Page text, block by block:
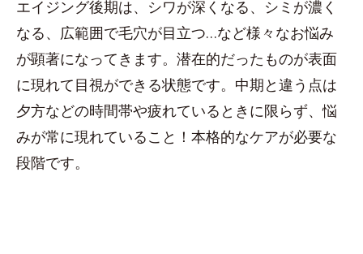
エイジング後期は、シワが深くなる、シミが濃く
なる、広範囲で毛穴が目立つ…など様々なお悩み
が顕著になってきます。潜在的だったものが表面
に現れて目視ができる状態です。中期と違う点は
夕方などの時間帯や疲れているときに限らず、悩
みが常に現れていること！本格的なケアが必要な
段階です。